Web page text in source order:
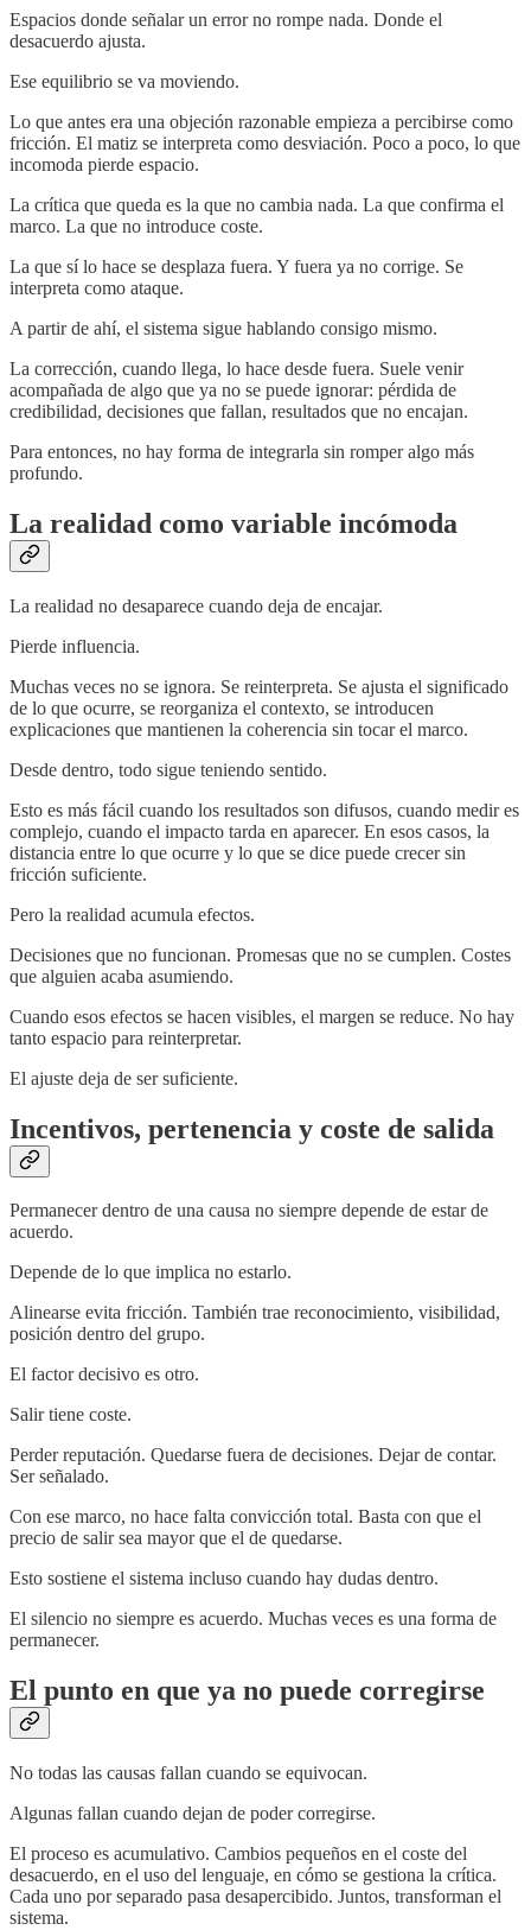
Espacios donde señalar un error no rompe nada. Donde el
desacuerdo ajusta.
Ese equilibrio se va moviendo.
Lo que antes era una objeción razonable empieza a percibirse como
fricción. El matiz se interpreta como desviación. Poco a poco, lo que
incomoda pierde espacio.
La crítica que queda es la que no cambia nada. La que confirma el
marco. La que no introduce coste.
La que sí lo hace se desplaza fuera. Y fuera ya no corrige. Se
interpreta como ataque.
A partir de ahí, el sistema sigue hablando consigo mismo.
La corrección, cuando llega, lo hace desde fuera. Suele venir
acompañada de algo que ya no se puede ignorar: pérdida de
credibilidad, decisiones que fallan, resultados que no encajan.
Para entonces, no hay forma de integrarla sin romper algo más
profundo.
La realidad como variable incómoda
La realidad no desaparece cuando deja de encajar.
Pierde influencia.
Muchas veces no se ignora. Se reinterpreta. Se ajusta el significado
de lo que ocurre, se reorganiza el contexto, se introducen
explicaciones que mantienen la coherencia sin tocar el marco.
Desde dentro, todo sigue teniendo sentido.
Esto es más fácil cuando los resultados son difusos, cuando medir es
complejo, cuando el impacto tarda en aparecer. En esos casos, la
distancia entre lo que ocurre y lo que se dice puede crecer sin
fricción suficiente.
Pero la realidad acumula efectos.
Decisiones que no funcionan. Promesas que no se cumplen. Costes
que alguien acaba asumiendo.
Cuando esos efectos se hacen visibles, el margen se reduce. No hay
tanto espacio para reinterpretar.
El ajuste deja de ser suficiente.
Incentivos, pertenencia y coste de salida
Permanecer dentro de una causa no siempre depende de estar de
acuerdo.
Depende de lo que implica no estarlo.
Alinearse evita fricción. También trae reconocimiento, visibilidad,
posición dentro del grupo.
El factor decisivo es otro.
Salir tiene coste.
Perder reputación. Quedarse fuera de decisiones. Dejar de contar.
Ser señalado.
Con ese marco, no hace falta convicción total. Basta con que el
precio de salir sea mayor que el de quedarse.
Esto sostiene el sistema incluso cuando hay dudas dentro.
El silencio no siempre es acuerdo. Muchas veces es una forma de
permanecer.
El punto en que ya no puede corregirse
No todas las causas fallan cuando se equivocan.
Algunas fallan cuando dejan de poder corregirse.
El proceso es acumulativo. Cambios pequeños en el coste del
desacuerdo, en el uso del lenguaje, en cómo se gestiona la crítica.
Cada uno por separado pasa desapercibido. Juntos, transforman el
sistema.